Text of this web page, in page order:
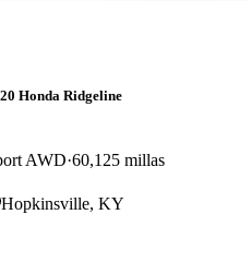
Honda Ridgeline
AWD 60,125 millas
Hopkinsville, KY